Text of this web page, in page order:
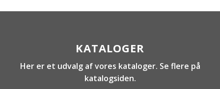
KATALOGER
Her er et udvalg af vores kataloger. Se flere på
katalogsiden.